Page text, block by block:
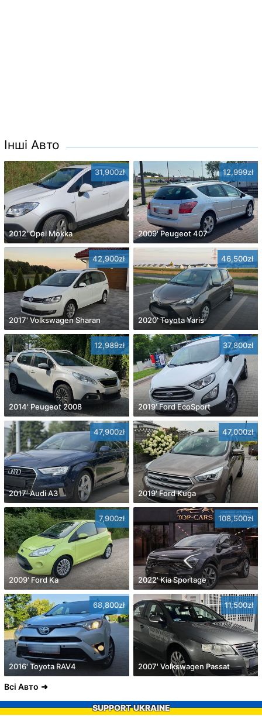
Інші Авто
31,900zł
2012' Opel Mokka
12,999zł
2009' Peugeot 407
42,900zł
2017' Volkswagen Sharan
46,500zł
2020' Toyota Yaris
12,989zł
2014' Peugeot 2008
37,800zł
2019' Ford EcoSport
47,900zł
2017' Audi A3
47,000zł
2019' Ford Kuga
7,900zł
2009' Ford Ka
108,500zł
2022' Kia Sportage
68,800zł
2016' Toyota RAV4
11,500zł
2007' Volkswagen Passat
Всі Авто
SUPPORT UKRAINE